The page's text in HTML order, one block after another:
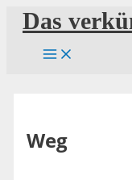
Zum
Inhalt
springen
Das
Weg